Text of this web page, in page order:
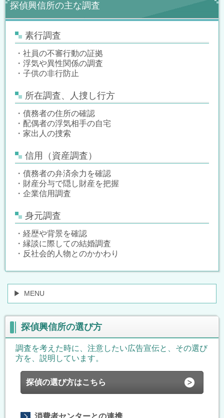
探偵興信所の主な調査
素行調査
・社員の不審行動の証拠
・浮気や異性関係の調査
・子供の非行防止
所在調査、人捜し行方
・債務者の住所の確認
・配偶者の浮気相手の自宅
・家出人の捜索
信用（資産調査）
・債務者の弁済余力を確認
・財産分与で隠し財産を把握
・企業信用調査
身元調査
・経歴や背景を確認
・縁談に際しての結婚調査
・反社会的人物とのかかわり
MENU
探偵興信所の選び方
調査を考えた時に、注意したい広告宣伝と、その選び
方を、説明しています。
探偵の選び方はこちら
消費者センターとの連携